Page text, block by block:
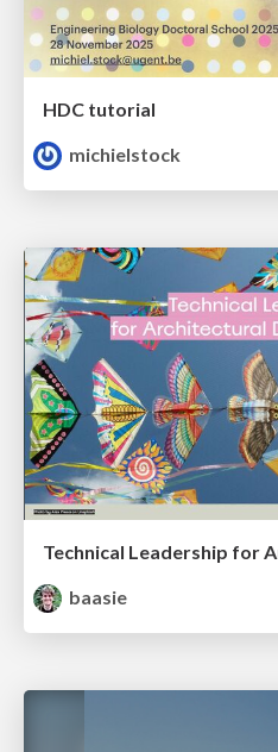
HDC tutorial
michielstock
baasie